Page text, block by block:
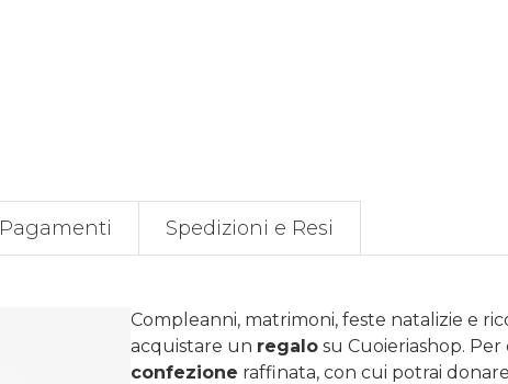
Pagamenti Spedizioni e Resi
Compleanni, matrimoni, feste natalizie e
acquistare un regalo su Cuoieriashop.
confezione raffinata, con cui potrai